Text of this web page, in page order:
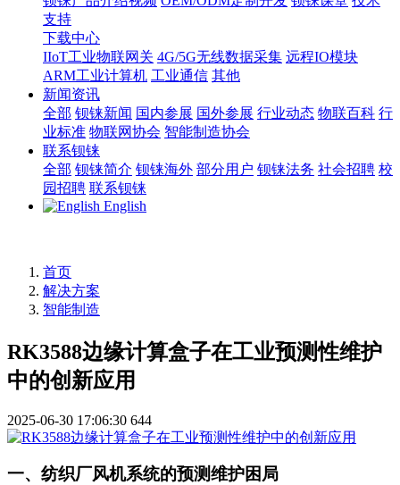
支持
下载中心
IIoT工业物联网关 4G/5G无线数据采集 远程IO模块
ARM工业计算机 工业通信 其他
新闻资讯
全部 钡铼新闻 国内参展 国外参展 行业动态 物联百科 行
业标准 物联网协会 智能制造协会
联系钡铼
全部 钡铼简介 钡铼海外 部分用户 钡铼法务 社会招聘 校
园招聘 联系钡铼
English
首页
解决方案
智能制造
RK3588边缘计算盒子在工业预测性维护
中的创新应用
2025-06-30 17:06:30 644
一、纺织厂风机系统的预测维护困局